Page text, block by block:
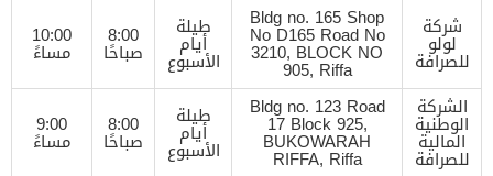
شركة
لولو
للصرافة
Bldg no. 165 Shop
No D165 Road No
3210, BLOCK NO
905, Riffa
طيلة
أيام
الأسبوع
8:00
صباحًا
10:00
مساءً
الشركة
الوطنية
المالية
للصرافة
Bldg no. 123 Road
17 Block 925,
BUKOWARAH
RIFFA, Riffa
طيلة
أيام
الأسبوع
8:00
صباحًا
9:00
مساءً